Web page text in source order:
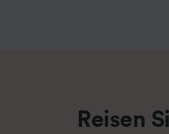
Reisen